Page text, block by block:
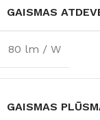
GAISMAS
80 lm / W
GAISMAS